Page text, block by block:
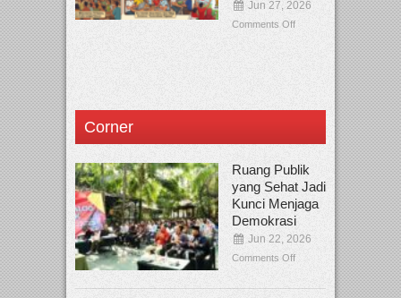
Jun 27, 2026
Comments Off
Corner
Ruang Publik
yang Sehat Jadi
Kunci Menjaga
Demokrasi
Jun 22, 2026
Comments Off